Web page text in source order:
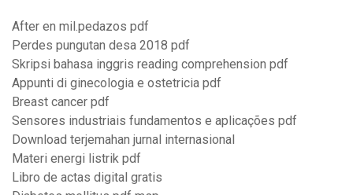
After en mil.pedazos pdf
Perdes pungutan desa 2018 pdf
Skripsi bahasa inggris reading comprehension pdf
Appunti di ginecologia e ostetricia pdf
Breast cancer pdf
Sensores industriais fundamentos e aplicações pdf
Download terjemahan jurnal internasional
Materi energi listrik pdf
Libro de actas digital gratis